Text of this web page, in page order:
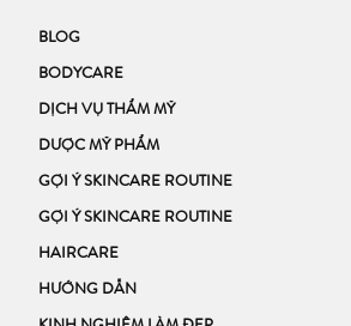
BLOG
BODYCARE
DỊCH VỤ THẨM MỸ
DƯỢC MỸ PHẨM
GỢI Ý SKINCARE ROUTINE
GỢI Ý SKINCARE ROUTINE
HAIRCARE
HƯỚNG DẪN